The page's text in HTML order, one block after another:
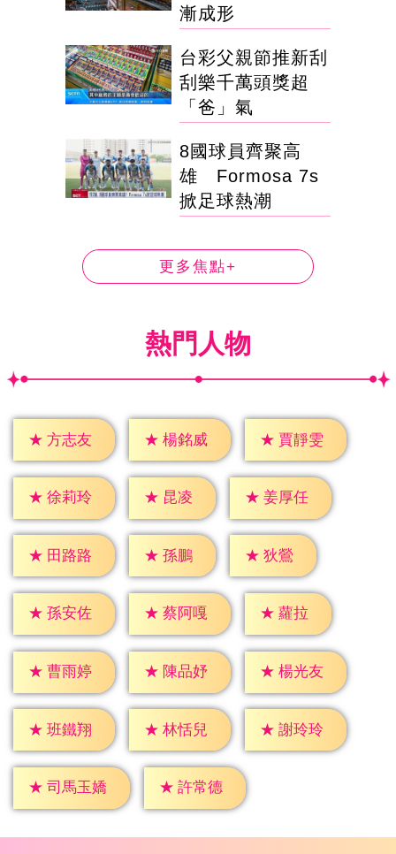
漸成形
台彩父親節推新刮
刮樂千萬頭獎超
「爸」氣
8國球員齊聚高
雄 Formosa 7s
掀足球熱潮
更多焦點+
熱門人物
★ 方志友 ★ 楊銘威 ★ 賈靜雯
★ 徐莉玲 ★ 昆凌 ★ 姜厚任
★ 田路路 ★ 孫鵬 ★ 狄鶯
★ 孫安佐 ★ 蔡阿嘎 ★ 蘿拉
★ 曹雨婷 ★ 陳品妤 ★ 楊光友
★ 班鐵翔 ★ 林恬兒 ★ 謝玲玲
★ 司馬玉嬌 ★ 許常德